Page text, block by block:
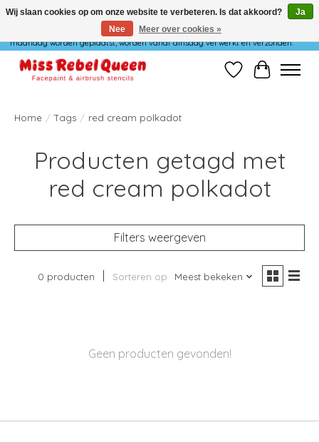
Wij verzenden niet op maandag. Bestellingen die in het weekend of op
maandag worden geplaatst, worden vanaf dinsdag verwerkt en verzonden.
Verlanglijst
Home / Tags / red cream polkadot
Producten getagd met
red cream polkadot
Filters weergeven
0 producten Sorteren op Meest bekeken
Geen producten gevonden!
Wij slaan cookies op om onze website te verbeteren. Is dat akkoord?
Ja
Nee
Meer over cookies »